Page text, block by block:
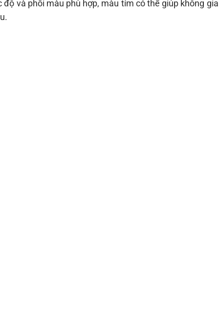
và phối màu phù hợp, màu tím có thể giúp không